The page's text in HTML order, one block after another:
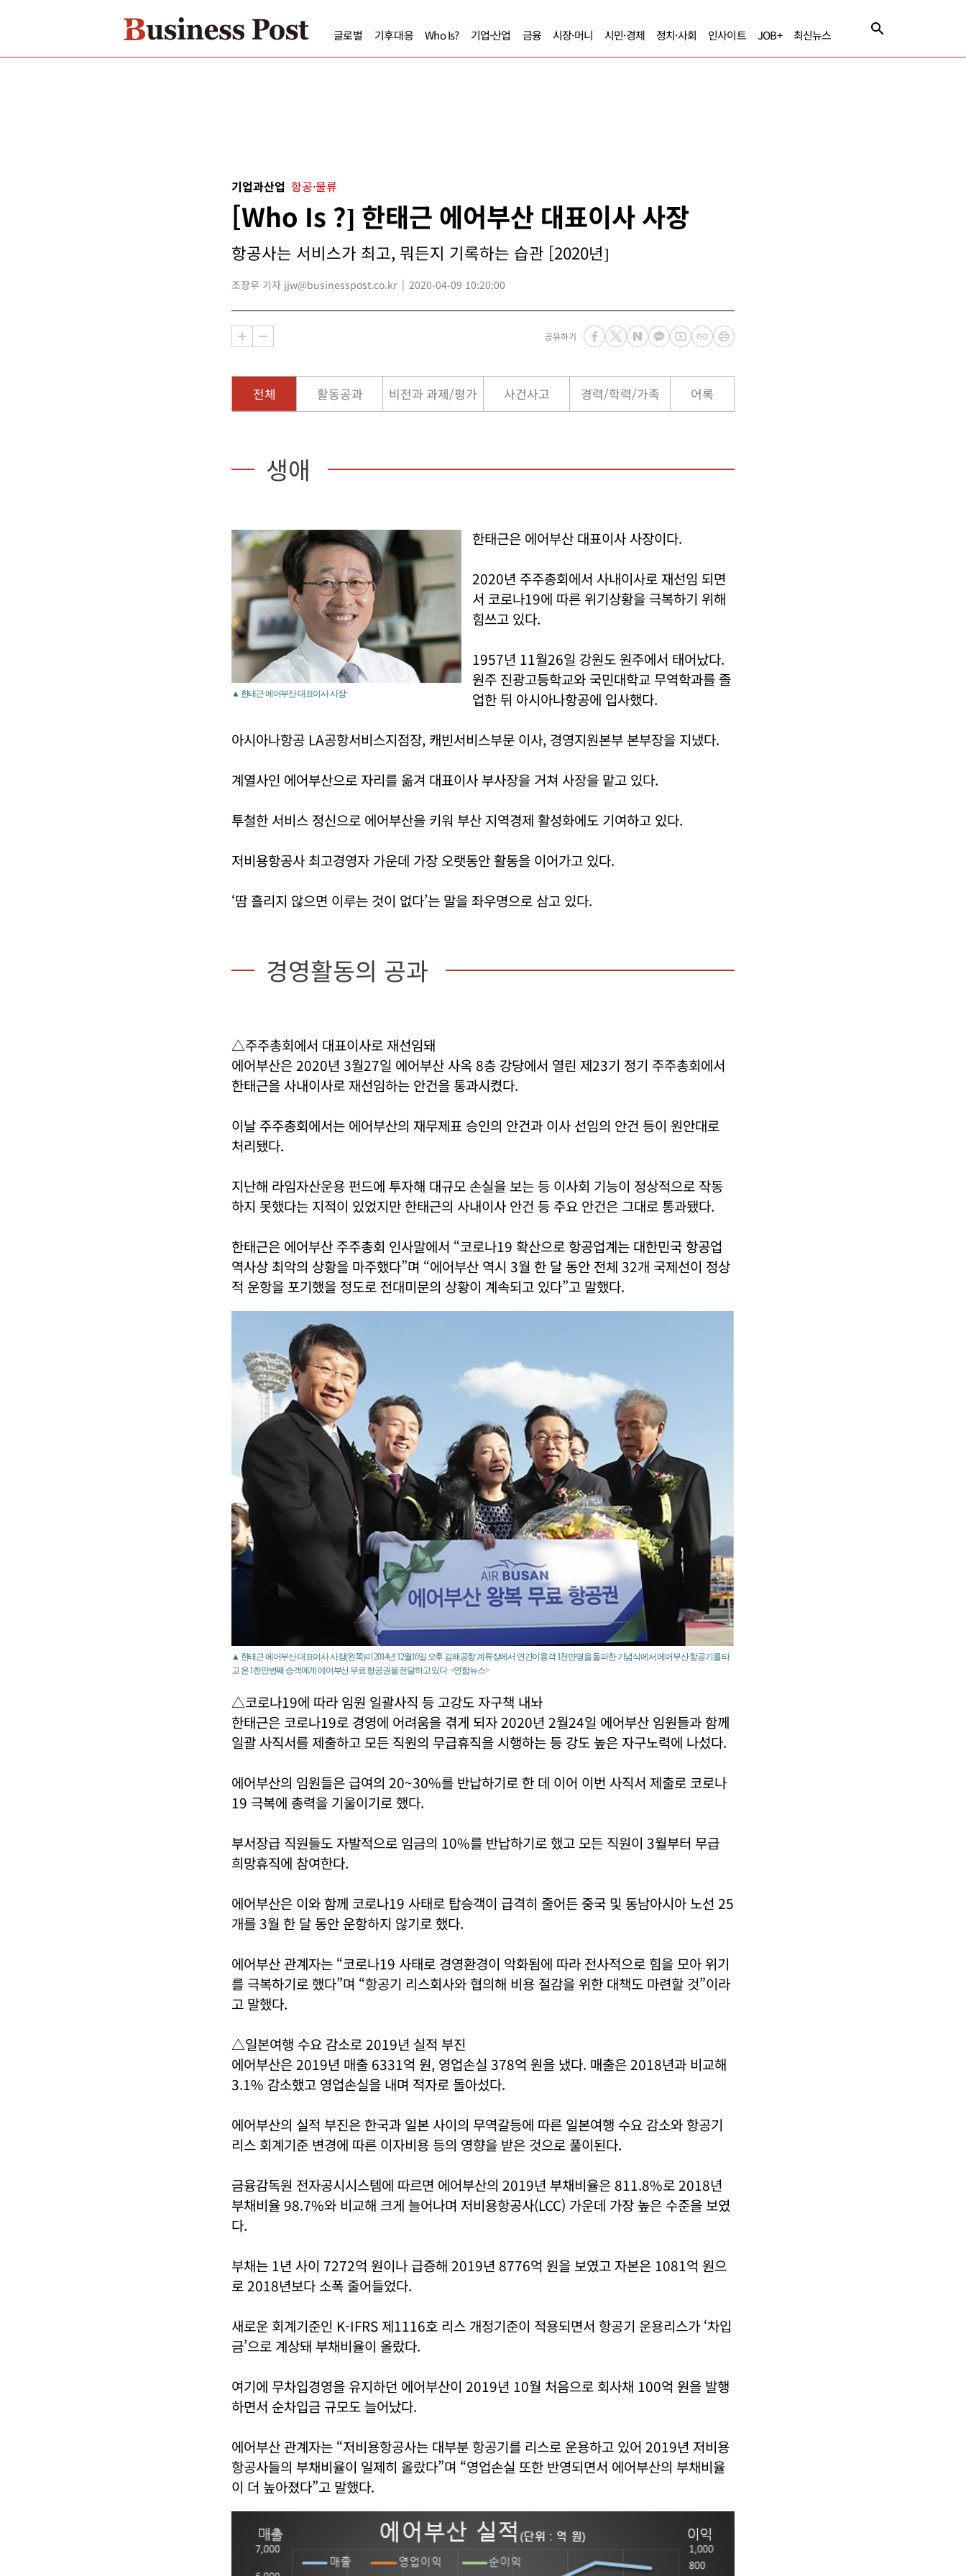
글로벌 기후대응 Who Is? 기업·산업 금융 시장·머니 시민·경제 정치·사회 인사이트 JOB+ 최신뉴스
기업과산업 항공·물류
[Who Is ?] 한태근 에어부산 대표이사 사장
항공사는 서비스가 최고, 뭐든지 기록하는 습관 [2020년]
조장우 기자 jjw@businesspost.co.kr 2020-04-09 10:20:00
공유하기
전체 활동공과 비전과 과제/평가 사건사고 경력/학력/가족 어록
생애
▲ 한태근 에어부산 대표이사 사장.
한태근은 에어부산 대표이사 사장이다.
2020년 주주총회에서 사내이사로 재선임 되면
서 코로나19에 따른 위기상황을 극복하기 위해
힘쓰고 있다.
1957년 11월26일 강원도 원주에서 태어났다.
원주 진광고등학교와 국민대학교 무역학과를 졸
업한 뒤 아시아나항공에 입사했다.
아시아나항공 LA공항서비스지점장, 캐빈서비스부문 이사, 경영지원본부 본부장을 지냈다.
계열사인 에어부산으로 자리를 옮겨 대표이사 부사장을 거쳐 사장을 맡고 있다.
투철한 서비스 정신으로 에어부산을 키워 부산 지역경제 활성화에도 기여하고 있다.
저비용항공사 최고경영자 가운데 가장 오랫동안 활동을 이어가고 있다.
‘땀 흘리지 않으면 이루는 것이 없다’는 말을 좌우명으로 삼고 있다.
경영활동의 공과
△주주총회에서 대표이사로 재선임돼
에어부산은 2020년 3월27일 에어부산 사옥 8층 강당에서 열린 제23기 정기 주주총회에서
한태근을 사내이사로 재선임하는 안건을 통과시켰다.
이날 주주총회에서는 에어부산의 재무제표 승인의 안건과 이사 선임의 안건 등이 원안대로
처리됐다.
지난해 라임자산운용 펀드에 투자해 대규모 손실을 보는 등 이사회 기능이 정상적으로 작동
하지 못했다는 지적이 있었지만 한태근의 사내이사 안건 등 주요 안건은 그대로 통과됐다.
한태근은 에어부산 주주총회 인사말에서 “코로나19 확산으로 항공업계는 대한민국 항공업
역사상 최악의 상황을 마주했다”며 “에어부산 역시 3월 한 달 동안 전체 32개 국제선이 정상
적 운항을 포기했을 정도로 전대미문의 상황이 계속되고 있다”고 말했다.
▲ 한태근 에어부산 대표이사 사장(왼쪽)이 2014년 12월16일 오후 김해공항 계류장에서 연간이용객 1천만명을 돌파한 기념식에서 에어부산 항공기를 타
고 온 1천만번째 승객에게 에어부산 무료 항공권을 전달하고 있다. <연합뉴스>
△코로나19에 따라 임원 일괄사직 등 고강도 자구책 내놔
한태근은 코로나19로 경영에 어려움을 겪게 되자 2020년 2월24일 에어부산 임원들과 함께
일괄 사직서를 제출하고 모든 직원의 무급휴직을 시행하는 등 강도 높은 자구노력에 나섰다.
에어부산의 임원들은 급여의 20~30%를 반납하기로 한 데 이어 이번 사직서 제출로 코로나
19 극복에 총력을 기울이기로 했다.
부서장급 직원들도 자발적으로 임금의 10%를 반납하기로 했고 모든 직원이 3월부터 무급
희망휴직에 참여한다.
에어부산은 이와 함께 코로나19 사태로 탑승객이 급격히 줄어든 중국 및 동남아시아 노선 25
개를 3월 한 달 동안 운항하지 않기로 했다.
에어부산 관계자는 “코로나19 사태로 경영환경이 악화됨에 따라 전사적으로 힘을 모아 위기
를 극복하기로 했다”며 “항공기 리스회사와 협의해 비용 절감을 위한 대책도 마련할 것”이라
고 말했다.
△일본여행 수요 감소로 2019년 실적 부진
에어부산은 2019년 매출 6331억 원, 영업손실 378억 원을 냈다. 매출은 2018년과 비교해
3.1% 감소했고 영업손실을 내며 적자로 돌아섰다.
에어부산의 실적 부진은 한국과 일본 사이의 무역갈등에 따른 일본여행 수요 감소와 항공기
리스 회계기준 변경에 따른 이자비용 등의 영향을 받은 것으로 풀이된다.
금융감독원 전자공시시스템에 따르면 에어부산의 2019년 부채비율은 811.8%로 2018년
부채비율 98.7%와 비교해 크게 늘어나며 저비용항공사(LCC) 가운데 가장 높은 수준을 보였
다.
부채는 1년 사이 7272억 원이나 급증해 2019년 8776억 원을 보였고 자본은 1081억 원으
로 2018년보다 소폭 줄어들었다.
새로운 회계기준인 K-IFRS 제1116호 리스 개정기준이 적용되면서 항공기 운용리스가 ‘차입
금’으로 계상돼 부채비율이 올랐다.
여기에 무차입경영을 유지하던 에어부산이 2019년 10월 처음으로 회사채 100억 원을 발행
하면서 순차입금 규모도 늘어났다.
에어부산 관계자는 “저비용항공사는 대부분 항공기를 리스로 운용하고 있어 2019년 저비용
항공사들의 부채비율이 일제히 올랐다”며 “영업손실 또한 반영되면서 에어부산의 부채비율
이 더 높아졌다”고 말했다.